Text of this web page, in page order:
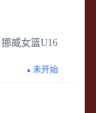
挪威女篮U16
未开始